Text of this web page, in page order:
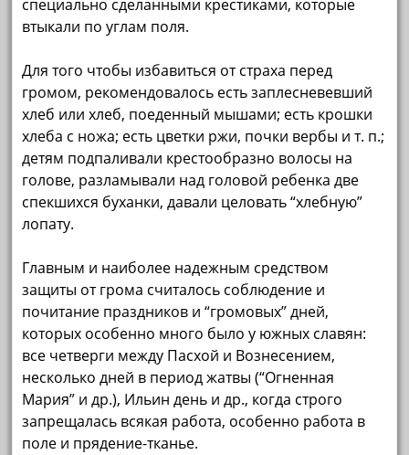
специально сделанными крестиками, которые
втыкали по углам поля.
Для того чтобы избавиться от страха перед
громом, рекомендовалось есть заплесневевший
хлеб или хлеб, поеденный мышами; есть крошки
хлеба с ножа; есть цветки ржи, почки вербы и т. п.;
детям подпаливали крестообразно волосы на
голове, разламывали над головой ребенка две
спекшихся буханки, давали целовать “хлебную”
лопату.
Главным и наиболее надежным средством
защиты от грома считалось соблюдение и
почитание праздников и “громовых” дней,
которых особенно много было у южных славян:
все четверги между Пасхой и Вознесением,
несколько дней в период жатвы (“Огненная
Мария” и др.), Ильин день и др., когда строго
запрещалась всякая работа, особенно работа в
поле и прядение-тканье.